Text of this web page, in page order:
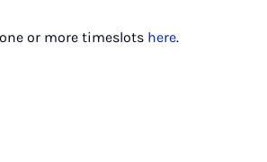
or more timeslots here.